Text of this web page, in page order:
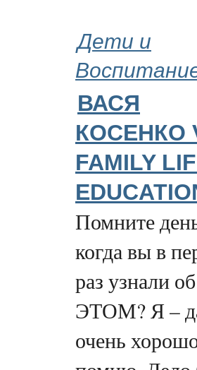
Дети и
ВАСЯ
КОСЕНКО
FAMILY
Помните
когда вы в
раз узнали об
ЭТОМ? Я –
очень